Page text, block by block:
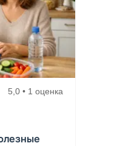
5,0 • 1 оценка